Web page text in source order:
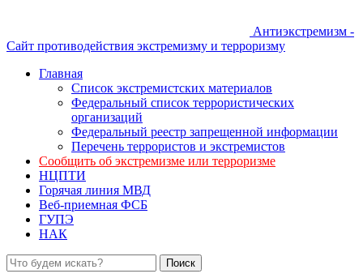
Антиэкстремизм -
Сайт противодействия экстремизму и терроризму
Главная
Список экстремистских материалов
Федеральный список террористических
организаций
Федеральный реестр запрещенной информации
Перечень террористов и экстремистов
Сообщить об экстремизме или терроризме
НЦПТИ
Горячая линия МВД
Веб-приемная ФСБ
ГУПЭ
НАК